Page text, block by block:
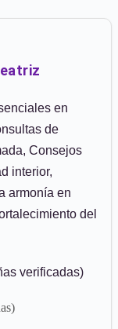
en
de
Consejos
interior,
armonía en
del
verificadas)